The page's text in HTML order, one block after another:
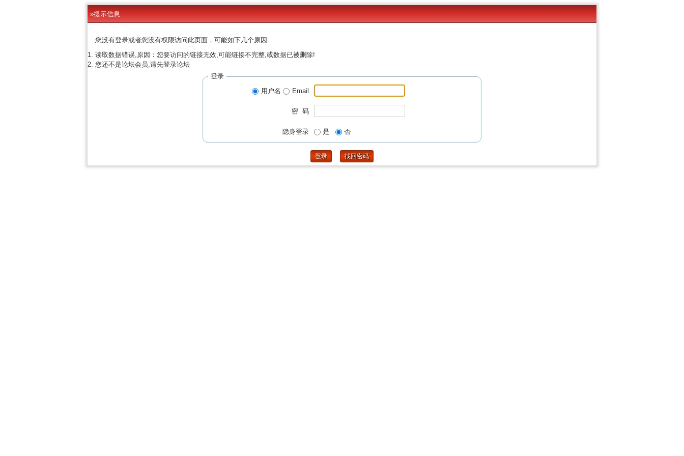
»提示信息
您没有登录或者您没有权限访问此页面，可能如下几个原因:
读取数据错误,原因：您要访问的链接无效,可能链接不完整,或数据已被删除!
您还不是论坛会员,请先登录论坛
登录
用户名
Email
密 码
隐身登录 是 否